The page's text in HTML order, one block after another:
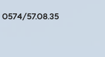
0574/57.08.35